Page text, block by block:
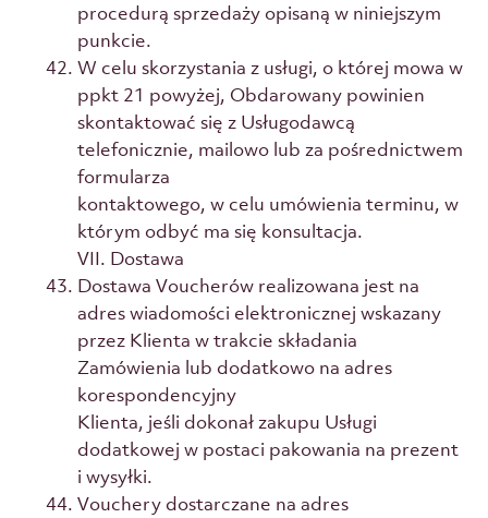
procedurą sprzedaży opisaną w niniejszym
punkcie.
W celu skorzystania z usługi, o której mowa w
ppkt 21 powyżej, Obdarowany powinien
skontaktować się z Usługodawcą
telefonicznie, mailowo lub za pośrednictwem
formularza
kontaktowego, w celu umówienia terminu, w
którym odbyć ma się konsultacja.
VII. Dostawa
Dostawa Voucherów realizowana jest na
adres wiadomości elektronicznej wskazany
przez Klienta w trakcie składania
Zamówienia lub dodatkowo na adres
korespondencyjny
Klienta, jeśli dokonał zakupu Usługi
dodatkowej w postaci pakowania na prezent
i wysyłki.
Vouchery dostarczane na adres